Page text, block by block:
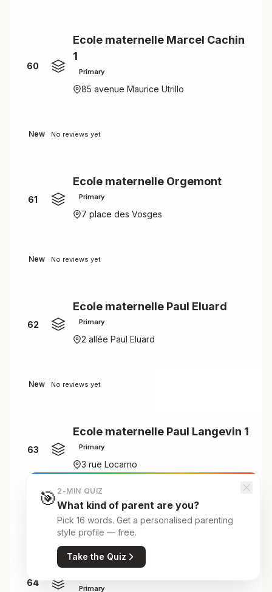
60
Ecole maternelle Marcel Cachin
1
Primary
85 avenue Maurice Utrillo
New No reviews yet
61
Ecole maternelle Orgemont
Primary
7 place des Vosges
New No reviews yet
62
Ecole maternelle Paul Eluard
Primary
2 allée Paul Eluard
New No reviews yet
63
Ecole maternelle Paul Langevin 1
Primary
3 rue Locarno
No reviews yet
64
Ecole maternelle Paul Langevin
Primary
🎯 2-MIN QUIZ
What kind of parent are you?
Pick 16 words. Get a personalised parenting
style profile — free.
Take the Quiz